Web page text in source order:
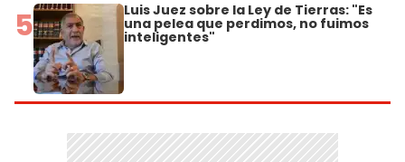
5 Luis Juez sobre la Ley de Tierras: "Es
una pelea que perdimos, no fuimos
inteligentes"